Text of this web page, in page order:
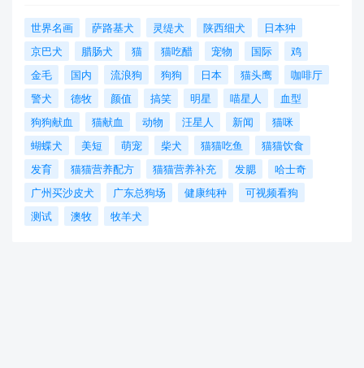
世界名画 萨路基犬 灵缇犬 陕西细犬
日本狆
京巴犬
腊肠犬 猫 猫吃醋 宠物 国际
鸡
金毛
国内 流浪狗 狗狗 日本 猫头鹰
咖啡厅
警犬
德牧 颜值 搞笑 明星 喵星人
血型
狗狗献血
猫献血 动物 汪星人 新闻
猫咪
蝴蝶犬
美短 萌宠 柴犬 猫猫吃鱼
猫猫饮食
发育
猫猫营养配方 猫猫营养补充 发腮
哈士奇
广州买沙皮犬
广东总狗场 健康纯种
可视频看狗
测试
澳牧 牧羊犬